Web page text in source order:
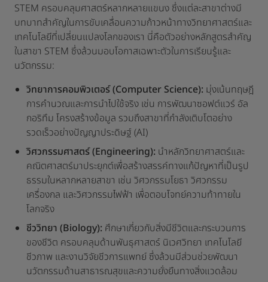
STEM ครอบคลุมศาสตร์หลากหลายแขนง ซึ่งแต่ละสาขาต่างมี
บทบาทสำคัญในการขับเคลื่อนความก้าวหน้าทางวิทยาศาสตร์และ
เทคโนโลยีที่เปลี่ยนแปลงโลกของเรา นี่คือตัวอย่างหลักสูตรสำคัญ
ในสาขา STEM ซึ่งล้วนมอบโอกาสเฉพาะตัวในการเรียนรู้และ
นวัตกรรม:
วิทยาการคอมพิวเตอร์ (Computer Science): มุ่งเน้นทฤษฎี
การคำนวณและการนำไปใช้จริง เช่น การพัฒนาซอฟต์แวร์ อัล
กอริทึม โครงสร้างข้อมูล รวมถึงสาขาที่กำลังเติบโตอย่าง
รวดเร็วอย่างปัญญาประดิษฐ์ (AI)
วิศวกรรมศาสตร์ (Engineering): นำหลักวิทยาศาสตร์และ
คณิตศาสตร์มาประยุกต์เพื่อสร้างสรรค์ทางแก้ปัญหาที่เป็นรูป
ธรรมในหลากหลายสาขา เช่น วิศวกรรมโยธา วิศวกรรม
เครื่องกล และวิศวกรรมไฟฟ้า เพื่อตอบโจทย์ความท้าทายใน
โลกจริง
ชีววิทยา (Biology): ศึกษาเกี่ยวกับสิ่งมีชีวิตและกระบวนการ
ของชีวิต ครอบคลุมด้านพันธุศาสตร์ นิเวศวิทยา เทคโนโลยี
ชีวภาพ และงานวิจัยชีวการแพทย์ ซึ่งล้วนมีส่วนช่วยพัฒนา
นวัตกรรมด้านสาธารณสุขและความยั่งยืนทางสิ่งแวดล้อม